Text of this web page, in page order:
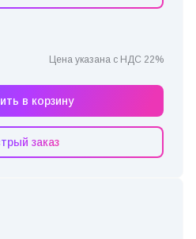
Цена указана с НДС 22%
в корзину
заказ